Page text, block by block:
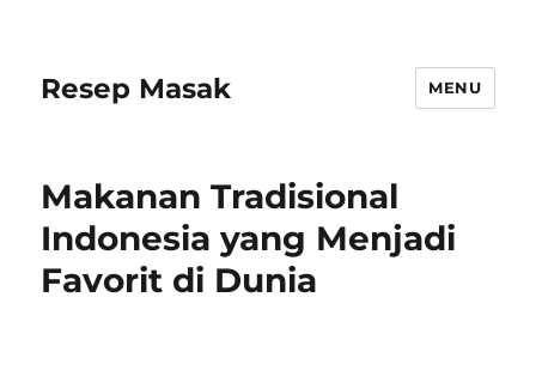
Resep Masak MENU
Makanan Tradisional
Indonesia yang Menjadi
Favorit di Dunia